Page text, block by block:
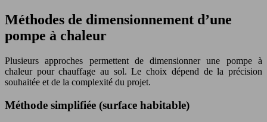
Méthodes de dimensionnement d’une
pompe à chaleur
Plusieurs approches permettent de dimensionner une pompe à
chaleur pour chauffage au sol. Le choix dépend de la précision
souhaitée et de la complexité du projet.
Méthode simplifiée (surface habitable)